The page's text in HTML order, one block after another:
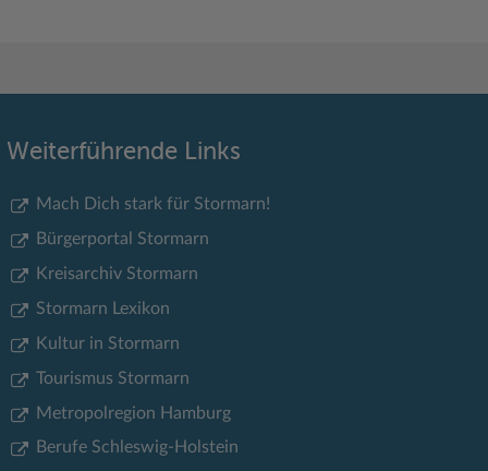
Weiterführende Links
Mach Dich stark für Stormarn!
Bürgerportal Stormarn
Kreisarchiv Stormarn
Stormarn Lexikon
Kultur in Stormarn
Tourismus Stormarn
Metropolregion Hamburg
Berufe Schleswig-Holstein